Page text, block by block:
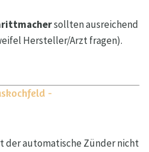
sollten ausreichend
Hersteller/Arzt fragen).
-
der automatische Zünder nicht